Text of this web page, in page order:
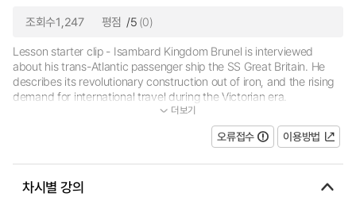
조회수1,247 평점 /5 (0)
Lesson starter clip - Isambard Kingdom Brunel is interviewed
about his trans-Atlantic passenger ship the SS Great Britain. He
describes its revolutionary construction out of iron, and the rising
demand for international travel during the Victorian era.
더보기
오류접수 이용방법
차시별 강의